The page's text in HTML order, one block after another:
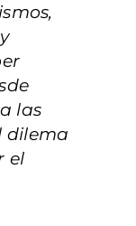
las
dilema
el